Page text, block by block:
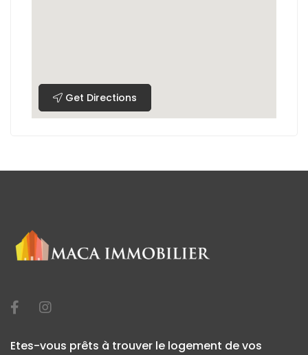
Get Directions
Etes-vous prêts à trouver le logement de vos